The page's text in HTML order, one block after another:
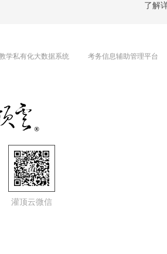
了解
学私有化大数据系统 考务信息辅助管理平台
灌顶云微信